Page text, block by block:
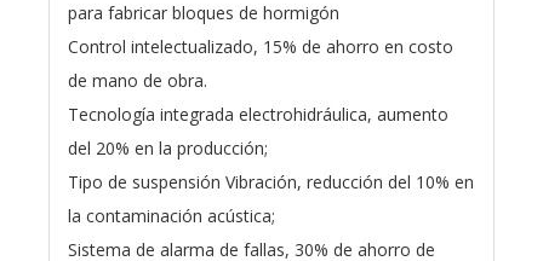
para fabricar bloques de hormigón
Control intelectualizado, 15% de ahorro en costo
de mano de obra.
Tecnología integrada electrohidráulica, aumento
del 20% en la producción;
Tipo de suspensión Vibración, reducción del 10% en
la contaminación acústica;
Sistema de alarma de fallas, 30% de ahorro de